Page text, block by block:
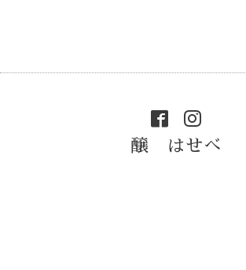
醸 はせべ